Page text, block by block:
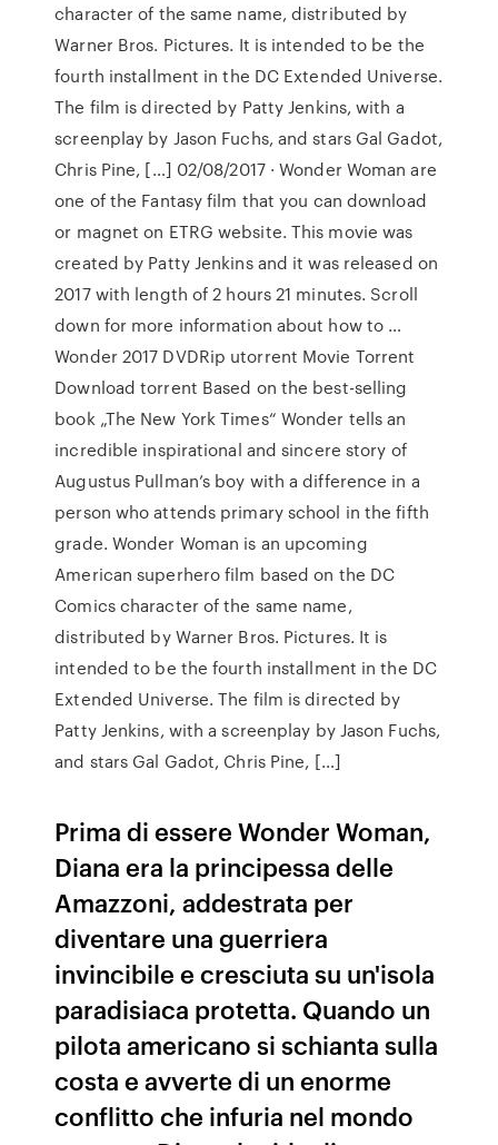
character of the same name, distributed by
Warner Bros. Pictures. It is intended to be the
fourth installment in the DC Extended Universe.
The film is directed by Patty Jenkins, with a
screenplay by Jason Fuchs, and stars Gal Gadot,
Chris Pine, […] 02/08/2017 · Wonder Woman are
one of the Fantasy film that you can download
or magnet on ETRG website. This movie was
created by Patty Jenkins and it was released on
2017 with length of 2 hours 21 minutes. Scroll
down for more information about how to …
Wonder 2017 DVDRip utorrent Movie Torrent
Download torrent Based on the best-selling
book „The New York Times“ Wonder tells an
incredible inspirational and sincere story of
Augustus Pullman’s boy with a difference in a
person who attends primary school in the fifth
grade. Wonder Woman is an upcoming
American superhero film based on the DC
Comics character of the same name,
distributed by Warner Bros. Pictures. It is
intended to be the fourth installment in the DC
Extended Universe. The film is directed by
Patty Jenkins, with a screenplay by Jason Fuchs,
and stars Gal Gadot, Chris Pine, […]
Prima di essere Wonder Woman,
Diana era la principessa delle
Amazzoni, addestrata per
diventare una guerriera
invincibile e cresciuta su un'isola
paradisiaca protetta. Quando un
pilota americano si schianta sulla
costa e avverte di un enorme
conflitto che infuria nel mondo